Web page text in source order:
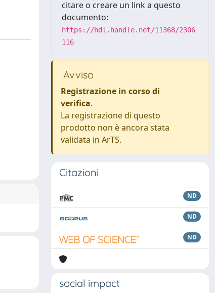
citare o creare un link a questo
documento:
https://hdl.handle.net/11368/2306
116
Avviso
Registrazione in corso di
verifica.
La registrazione di questo
prodotto non è ancora stata
validata in ArTS.
Citazioni
ND
ND
ND
social impact